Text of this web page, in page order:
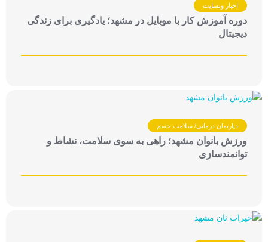
اخبار وبسایت
دوره آموزش کار با موبایل در مشهد؛ یادگیری برای زندگی
دیجیتال
دپارتمان درمانی/ سلامت جسم
ورزش بانوان مشهد؛ راهی به سوی سلامت، نشاط و
توانمندسازی